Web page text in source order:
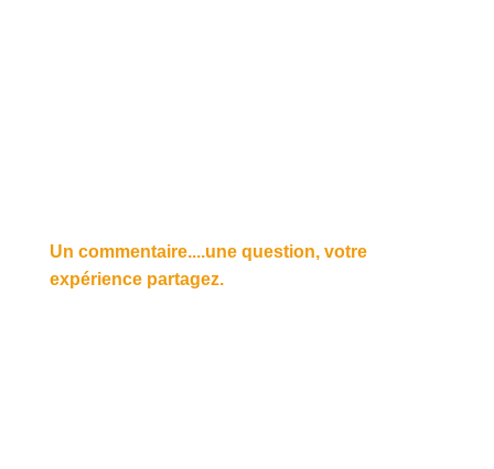
Un commentaire....une question, votre
expérience partagez.